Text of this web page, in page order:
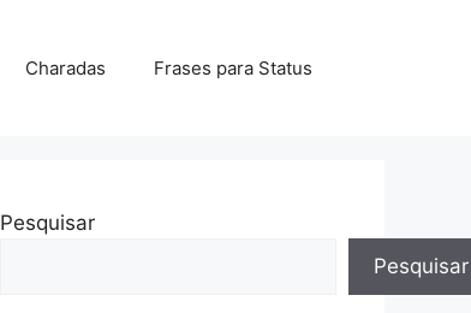
Charadas Frases para Status
Pesquisar
Pesquisar